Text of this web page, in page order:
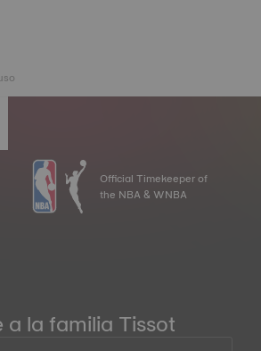
Official Timekeeper of
the NBA & WNBA
a la familia Tissot